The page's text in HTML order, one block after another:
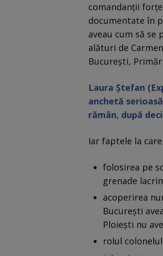
comandanţii
documentate în
aveau cum să
alături de
Bucureşti,
Laura Ștefan
anchetă
rămân, după
Iar faptele la
folosirea pe
grenade
acoperirea
Bucureşti
Ploieşti nu
rolul